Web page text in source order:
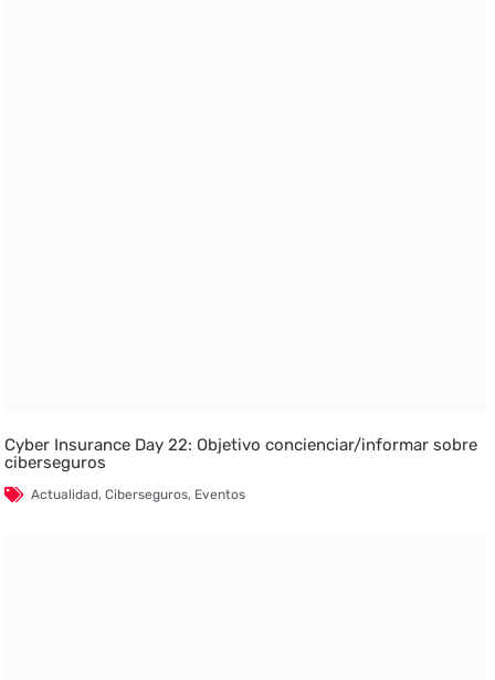
Cyber Insurance Day 22: Objetivo concienciar/informar sobre
ciberseguros
Actualidad,Ciberseguros, Eventos